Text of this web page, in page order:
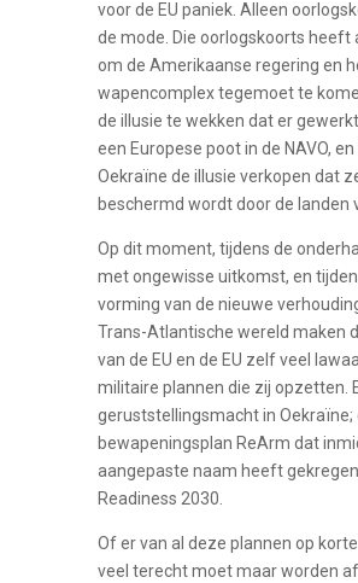
voor de EU paniek. Alleen
de mode. Die oorlogskoorts heeft
om de Amerikaanse regering en
wapencomplex tegemoet te
de illusie te wekken dat er
een Europese poot in de NAVO,
Oekraïne de illusie verkopen dat
beschermd wordt door de landen
Op dit moment, tijdens de
met ongewisse uitkomst, en
vorming van de nieuwe
Trans-Atlantische wereld maken
van de EU en de EU zelf veel
militaire plannen die zij opzetten.
geruststellingsmacht in Oekraïne;
bewapeningsplan ReArm dat
aangepaste naam heeft
Readiness 2030.
Of er van al deze plannen op
veel terecht moet maar worden